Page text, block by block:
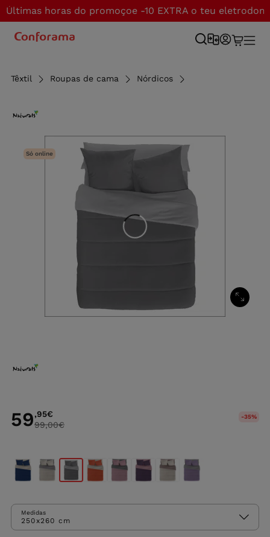
Últimas horas do promoçoe -10 EXTRA o teu
Têxtil Roupas de cama Nórdicos
Só online
59,95€
99,00€
-35%
Medidas
250x260 cm